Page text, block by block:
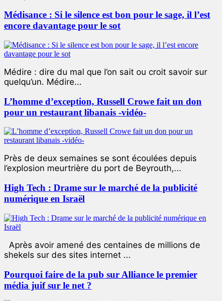
Médisance : Si le silence est bon pour le sage, il l’est
encore davantage pour le sot
Médire : dire du mal que l’on sait ou croit savoir sur
quelqu’un. Médire...
L’homme d’exception, Russell Crowe fait un don
pour un restaurant libanais -vidéo-
Près de deux semaines se sont écoulées depuis
l’explosion meurtrière du port de Beyrouth,...
High Tech : Drame sur le marché de la publicité
numérique en Israël
Après avoir amené des centaines de millions de
shekels sur des sites internet ...
Pourquoi faire de la pub sur Alliance le premier
média juif sur le net ?